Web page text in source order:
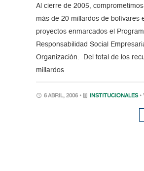
Al cierre de 2005,
más de 20 millardos de bolívares
proyectos enmarcados el
Responsabilidad Social
Organización. Del total de los
millardos
6 ABRIL, 2006 • INSTITUCIONALES •